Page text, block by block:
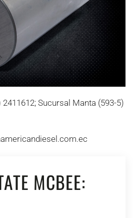
2411612; Sucursal Manta (593-5)
MCBEE: